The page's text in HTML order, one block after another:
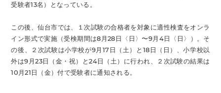
受験者13名）となっている。
この後、仙台市では、１次試験の合格者を対象に適性検査をオンラ
イン形式で実施（受検期間は8月28日〈日〉〜9月4日〈日〉）。そ
の後、２次試験は小学校が9月17日（土）と18日（日）、小学校以
外は9月23日（金・祝）と24日（土）に行われ、２次試験の結果は
10月21日（金）付で受験者に通知される。